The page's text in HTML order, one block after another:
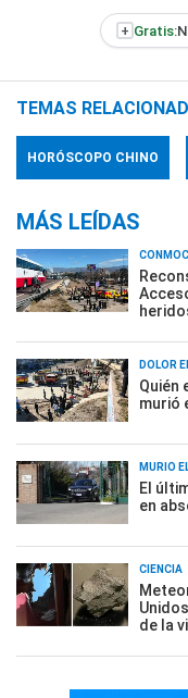
+ Gratis:
TEMAS
HORÓSCOPO CHINO
MÁS LEÍDAS
DOLOR
Quién
murió
MURIÓ
El
en
CIENCIA
de la